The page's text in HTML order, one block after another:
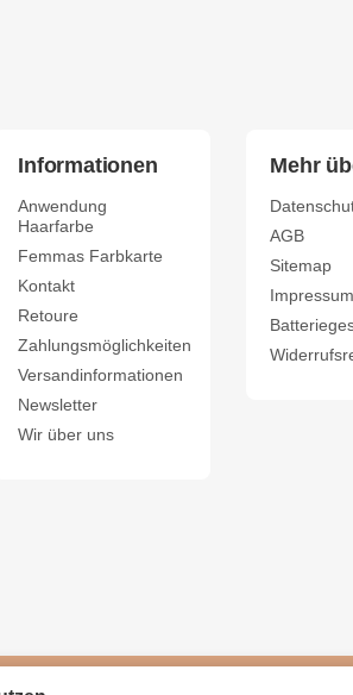
Informationen
Anwendung
Haarfarbe
Femmas Farbkarte
Kontakt
Retoure
Zahlungsmöglichkeiten
Versandinformationen
Newsletter
Wir über uns
Mehr
AGB
Sitemap
Impressum